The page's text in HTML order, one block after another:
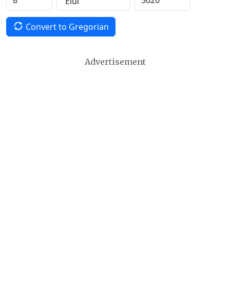
Convert to Gregorian
Advertisement